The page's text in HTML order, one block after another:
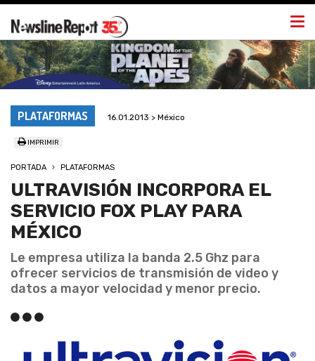
PLATAFORMAS 16.01.2013 > México
IMPRIMIR
PORTADA PLATAFORMAS
ULTRAVISIÓN INCORPORA EL
SERVICIO FOX PLAY PARA
MÉXICO
Le empresa utiliza la banda 2.5 Ghz para
ofrecer servicios de transmisión de video y
datos a mayor velocidad y menor precio.